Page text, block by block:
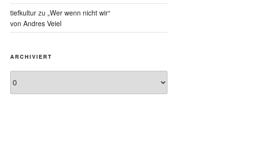
tiefkulturzu „Wer wenn nicht wir“
von Andres Veiel
ARCHIVIERT